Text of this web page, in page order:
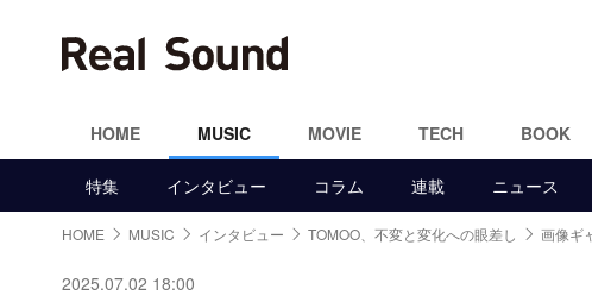
HOME MUSIC MOVIE TECH BOOK
特集 インタビュー コラム 連載 ニュース
HOME MUSIC インタビュー TOMOO、不変と変化への眼差し 画像ギ
2025.07.02 18:00